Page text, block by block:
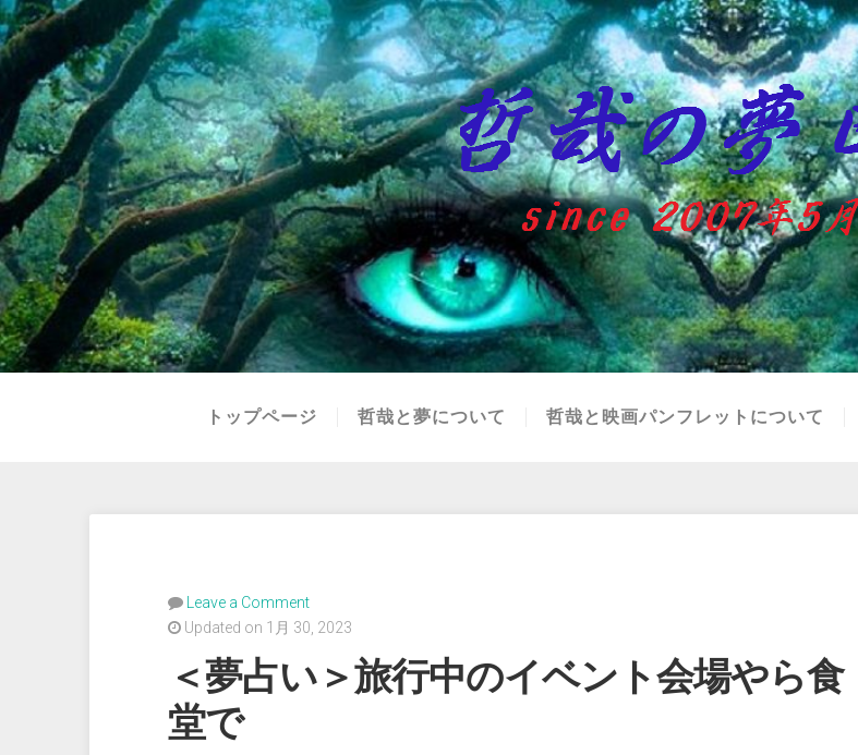
トップページ 哲哉と夢について 哲哉と映画パンフレットについて
Leave a Comment
Updated on 1月 30, 2023
＜夢占い＞旅行中のイベント会場やら食
堂で